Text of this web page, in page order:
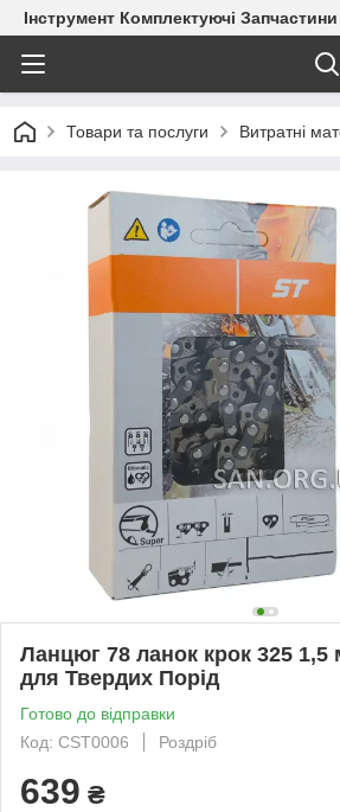
Інструмент Комплектуючі Запчастини
Товари та послуги Витратні
Ланцюг 78 ланок крок 325
для Твердих Порід
Готово до відправки
Код: CST0006
Роздріб
639 ₴